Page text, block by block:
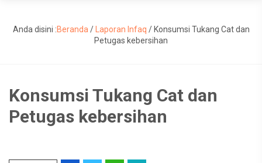
Anda disini :Beranda / Laporan Infaq / Konsumsi Tukang Cat dan
Petugas kebersihan
Konsumsi Tukang Cat dan
Petugas kebersihan